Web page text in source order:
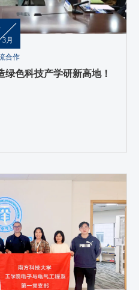
3月
合作
色科技产学研新高地！